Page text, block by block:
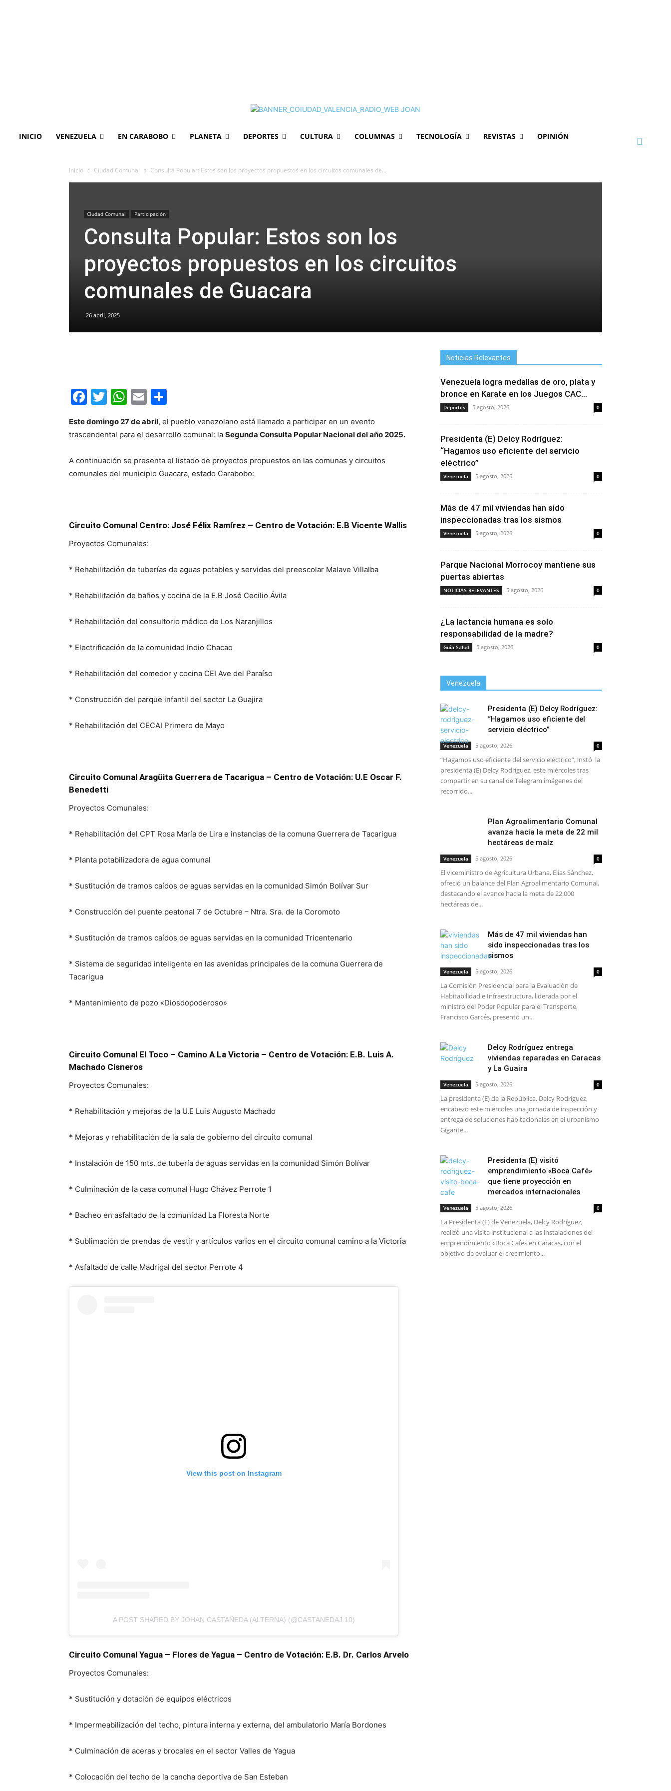
INICIO VENEZUELA EN CARABOBO PLANETA DEPORTES CULTURA COLUMNAS TECNOLOGÍA REVISTAS OPINIÓN
Inicio Ciudad Comunal Consulta Popular: Estos son los proyectos propuestos en los circuitos comunales de...
Ciudad Comunal Participación
Consulta Popular: Estos son los
proyectos propuestos en los circuitos
comunales de Guacara
26 abril, 2025
Facebook
Twitter
WhatsApp
Email
Este domingo 27 de abril, el pueblo venezolano está llamado a participar en un evento
trascendental para el desarrollo comunal: la Segunda Consulta Popular Nacional del año 2025.
A continuación se presenta el listado de proyectos propuestos en las comunas y circuitos
comunales del municipio Guacara, estado Carabobo:
Circuito Comunal Centro: José Félix Ramírez – Centro de Votación: E.B Vicente Wallis
Proyectos Comunales:
* Rehabilitación de tuberías de aguas potables y servidas del preescolar Malave Villalba
* Rehabilitación de baños y cocina de la E.B José Cecilio Ávila
* Rehabilitación del consultorio médico de Los Naranjillos
* Electrificación de la comunidad Indio Chacao
* Rehabilitación del comedor y cocina CEI Ave del Paraíso
* Construcción del parque infantil del sector La Guajira
* Rehabilitación del CECAI Primero de Mayo
Circuito Comunal Aragüita Guerrera de Tacarigua – Centro de Votación: U.E Oscar F.
Benedetti
Proyectos Comunales:
* Rehabilitación del CPT Rosa María de Lira e instancias de la comuna Guerrera de Tacarigua
* Planta potabilizadora de agua comunal
* Sustitución de tramos caídos de aguas servidas en la comunidad Simón Bolívar Sur
* Construcción del puente peatonal 7 de Octubre – Ntra. Sra. de la Coromoto
* Sustitución de tramos caídos de aguas servidas en la comunidad Tricentenario
* Sistema de seguridad inteligente en las avenidas principales de la comuna Guerrera de
Tacarigua
* Mantenimiento de pozo «Diosdopoderoso»
Circuito Comunal El Toco – Camino A La Victoria – Centro de Votación: E.B. Luis A.
Machado Cisneros
Proyectos Comunales:
* Rehabilitación y mejoras de la U.E Luis Augusto Machado
* Mejoras y rehabilitación de la sala de gobierno del circuito comunal
* Instalación de 150 mts. de tubería de aguas servidas en la comunidad Simón Bolívar
* Culminación de la casa comunal Hugo Chávez Perrote 1
* Bacheo en asfaltado de la comunidad La Floresta Norte
* Sublimación de prendas de vestir y artículos varios en el circuito comunal camino a la Victoria
* Asfaltado de calle Madrigal del sector Perrote 4
View this post on Instagram
A POST SHARED BY JOHAN CASTAÑEDA (ALTERNA) (@CASTANEDAJ.10)
Circuito Comunal Yagua – Flores de Yagua – Centro de Votación: E.B. Dr. Carlos Arvelo
Proyectos Comunales:
* Sustitución y dotación de equipos eléctricos
* Impermeabilización del techo, pintura interna y externa, del ambulatorio María Bordones
* Culminación de aceras y brocales en el sector Valles de Yagua
* Colocación del techo de la cancha deportiva de San Esteban
Noticias Relevantes
Venezuela logra medallas de oro, plata y
bronce en Karate en los Juegos CAC...
Deportes 5 agosto, 2026 0
Presidenta (E) Delcy Rodríguez:
“Hagamos uso eficiente del servicio
eléctrico”
Venezuela 5 agosto, 2026 0
Más de 47 mil viviendas han sido
inspeccionadas tras los sismos
Venezuela 5 agosto, 2026 0
Parque Nacional Morrocoy mantiene sus
puertas abiertas
NOTICIAS RELEVANTES 5 agosto, 2026 0
¿La lactancia humana es solo
responsabilidad de la madre?
Guía Salud 5 agosto, 2026 0
Venezuela
Presidenta (E) Delcy Rodríguez:
“Hagamos uso eficiente del
servicio eléctrico”
Venezuela 5 agosto, 2026 0
“Hagamos uso eficiente del servicio eléctrico”, instó la
presidenta (E) Delcy Rodríguez, este miércoles tras
compartir en su canal de Telegram imágenes del
recorrido...
Plan Agroalimentario Comunal
avanza hacia la meta de 22 mil
hectáreas de maíz
Venezuela 5 agosto, 2026 0
El viceministro de Agricultura Urbana, Elías Sánchez,
ofreció un balance del Plan Agroalimentario Comunal,
destacando el avance hacia la meta de 22.000
hectáreas de...
Más de 47 mil viviendas han
sido inspeccionadas tras los
sismos
Venezuela 5 agosto, 2026 0
La Comisión Presidencial para la Evaluación de
Habitabilidad e Infraestructura, liderada por el
ministro del Poder Popular para el Transporte,
Francisco Garcés, presentó un...
Delcy Rodríguez entrega
viviendas reparadas en Caracas
y La Guaira
Venezuela 5 agosto, 2026 0
La presidenta (E) de la República, Delcy Rodríguez,
encabezó este miércoles una jornada de inspección y
entrega de soluciones habitacionales en el urbanismo
Gigante...
Presidenta (E) visitó
emprendimiento «Boca Café»
que tiene proyección en
mercados internacionales
Venezuela 5 agosto, 2026 0
La Presidenta (E) de Venezuela, Delcy Rodríguez,
realizó una visita institucional a las instalaciones del
emprendimiento «Boca Café» en Caracas, con el
objetivo de evaluar el crecimiento...